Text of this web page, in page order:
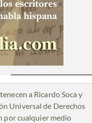
a Ricardo Soca y
Universal de Derechos
por cualquier medio